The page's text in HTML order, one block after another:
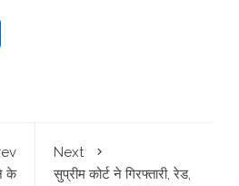
के
Next
सुप्रीम कोर्ट ने गिरफ्तारी, रेड,